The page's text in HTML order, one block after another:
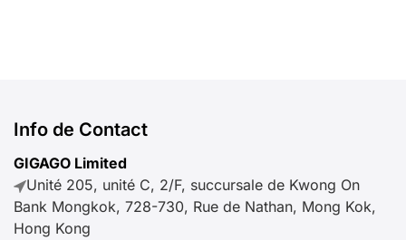
Info de Contact
GIGAGO Limited
Unité 205, unité C, 2/F, succursale de Kwong On
Bank Mongkok, 728-730, Rue de Nathan, Mong Kok,
Hong Kong